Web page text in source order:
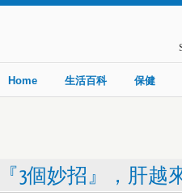
Home 生活百科 保健
3個妙招』，肝越